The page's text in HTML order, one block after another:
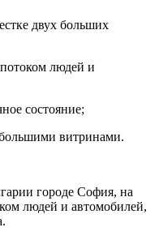
двух больших
людей и
состояние;
витринами.
городе София, на
людей и автомобилей,